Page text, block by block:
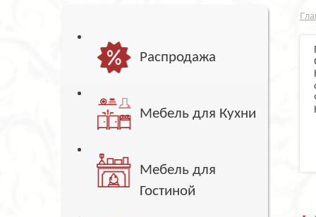
Распродажа
Мебель для Кухни
Мебель для
Гостиной